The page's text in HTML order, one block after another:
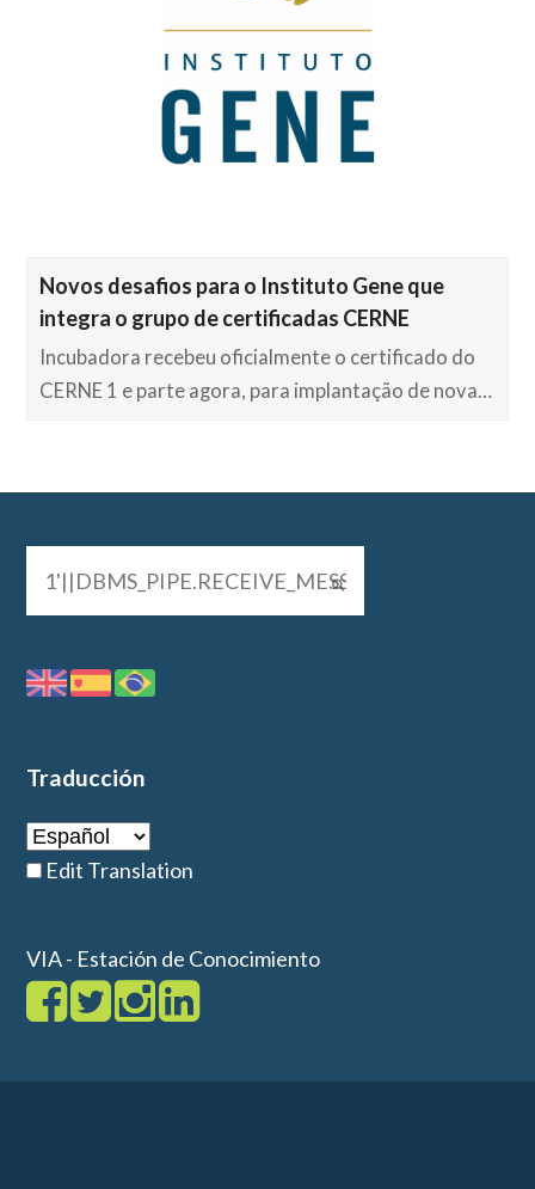
Novos desafios para o Instituto Gene que
integra o grupo de certificadas CERNE
Incubadora recebeu oficialmente o certificado do
CERNE 1 e parte agora, para implantação de nova…
Traducción
Edit Translation
VIA - Estación de Conocimiento